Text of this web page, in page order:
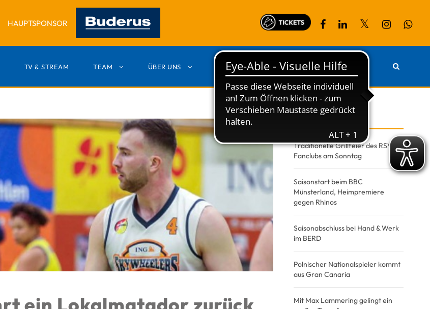
HAUPTSPONSOR
TV & STREAM TEAM ÜBER UNS PARTNER KONTAKT
Traditionelle Grillfeier des RSV-
Fanclubs am Sonntag
Saisonstart beim BBC
Münsterland, Heimpremiere
gegen Rhinos
Saisonabschluss bei Hand & Werk
im BERD
Polnischer Nationalspieler kommt
aus Gran Canaria
Mit Max Lammering gelingt ein